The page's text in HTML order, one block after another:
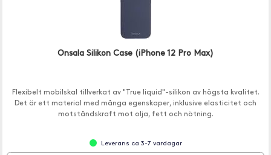
Onsala Silikon Case (iPhone 12 Pro Max)
Flexibelt mobilskal tillverkat av "True liquid"-silikon av högsta kvalitet.
Det är ett material med många egenskaper, inklusive elasticitet och
motståndskraft mot olja, fett och nötning.
Leverans ca 3-7 vardagar